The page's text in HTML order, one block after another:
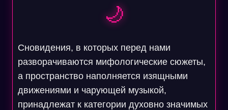
🌙
Сновидения, в которых перед нами
разворачиваются мифологические сюжеты,
а пространство наполняется изящными
движениями и чарующей музыкой,
принадлежат к категории духовно значимых